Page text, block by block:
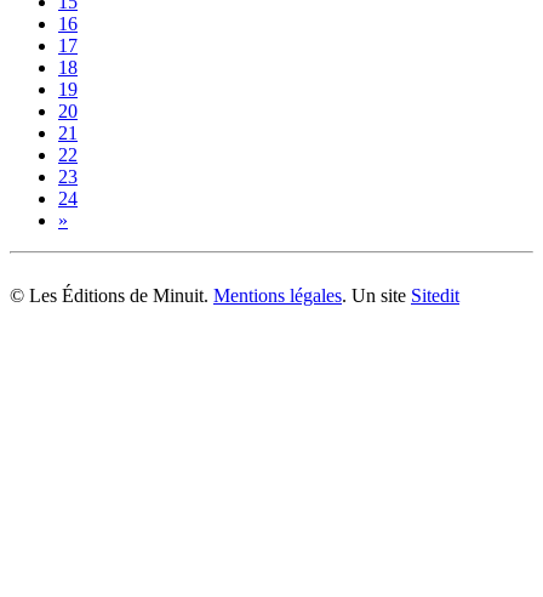
16
17
18
19
20
21
22
23
24
»
© Les Éditions de Minuit. Mentions légales. Un site Sitedit